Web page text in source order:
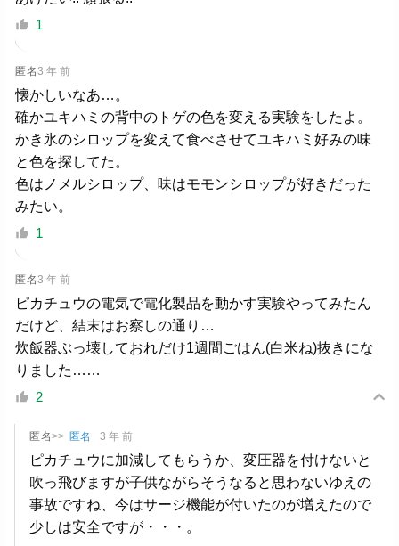
1
匿名3 年 前
懐かしいなあ…。
確かユキハミの背中のトゲの色を変える実験をしたよ。
かき氷のシロップを変えて食べさせてユキハミ好みの味
と色を探してた。
色はノメルシロップ、味はモモンシロップが好きだった
みたい。
1
匿名3 年 前
ピカチュウの電気で電化製品を動かす実験やってみたん
だけど、結末はお察しの通り…
炊飯器ぶっ壊しておれだけ1週間ごはん(白米ね)抜きにな
りました……
2
匿名>>匿名 3 年 前
ピカチュウに加減してもらうか、変圧器を付けないと
吹っ飛びますが子供ながらそうなると思わないゆえの
事故ですね、今はサージ機能が付いたのが増えたので
少しは安全ですが・・・。